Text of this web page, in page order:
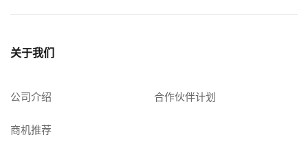
关于我们
公司介绍 合作伙伴计划
商机推荐